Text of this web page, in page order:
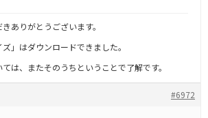
ありがとうございます。
ズ」はダウンロードできました。
は、またそのうちということで了解です。
#6972